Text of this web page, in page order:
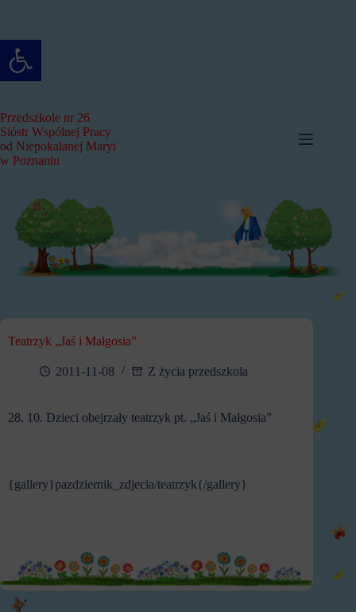
Otwórz pasek narzędzi
Przedszkole nr 26
Sióstr Wspólnej Pracy
od Niepokalanej Maryi
w Poznaniu
Teatrzyk „Jaś i Małgosia”
2011-11-08 Z życia przedszkola
28. 10. Dzieci obejrzały teatrzyk pt. „Jaś i Małgosia”
{gallery}pazdziernik_zdjecia/teatrzyk{/gallery}